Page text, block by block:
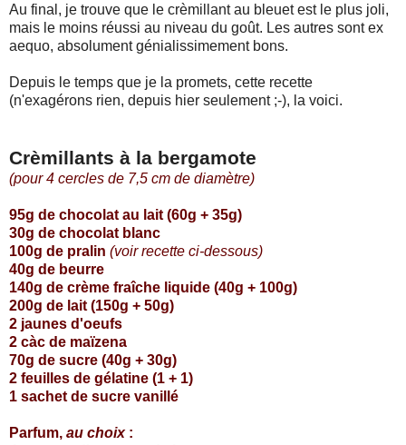
Au final, je trouve que le crèmillant au bleuet est le plus joli,
mais le moins réussi au niveau du goût. Les autres sont ex
aequo, absolument génialissimement bons.
Depuis le temps que je la promets, cette recette
(n'exagérons rien, depuis hier seulement ;-), la voici.
Crèmillants à la bergamote
(pour 4 cercles de 7,5 cm de diamètre)
95g de chocolat au lait (60g + 35g)
30g de chocolat blanc
100g de pralin (voir recette ci-dessous)
40g de beurre
140g de crème fraîche liquide (40g + 100g)
200g de lait (150g + 50g)
2 jaunes d'oeufs
2 càc de maïzena
70g de sucre (40g + 30g)
2 feuilles de gélatine (1 + 1)
1 sachet de sucre vanillé
Parfum, au choix: